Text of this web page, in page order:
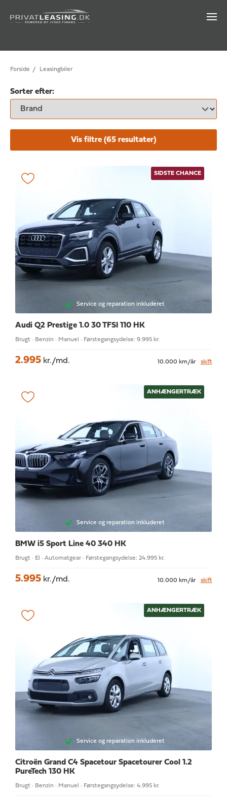
Forside / Leasingbiler
Sorter efter:
Vis filtre (65 resultater)
SIDSTE CHANCE
Service og reparation inkluderet
Audi Q2 Prestige 1.0 30 TFSI 110 HK
Brugt · Benzin · Manuel · Førstegangsydelse: 9.995 kr.
2.995 kr./md. 10.000 km/år skift
ANHÆNGERTRÆK
Service og reparation inkluderet
BMW i5 Sport Line 40 340 HK
Brugt · El · Automatgear · Førstegangsydelse: 24.995 kr.
5.995 kr./md. 10.000 km/år skift
ANHÆNGERTRÆK
Service og reparation inkluderet
Citroën Grand C4 Spacetour Spacetourer Cool 1.2
PureTech 130 HK
Brugt · Benzin · Manuel · Førstegangsydelse: 4.995 kr.